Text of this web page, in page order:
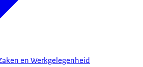
en Werkgelegenheid